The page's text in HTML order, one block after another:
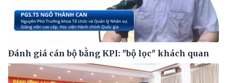
Đánh giá cán bộ bằng KPI: "bộ lọc" khách quan